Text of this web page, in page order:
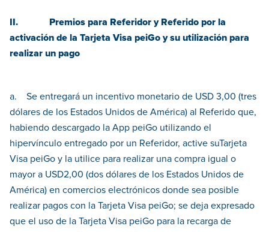
II. Premios para Referidor y Referido por la
activación de la Tarjeta Visa peiGo y su utilización para
realizar un pago
a. Se entregará un incentivo monetario de USD 3,00 (tres
dólares de los Estados Unidos de América) al Referido que,
habiendo descargado la App peiGo utilizando el
hipervínculo entregado por un Referidor, active suTarjeta
Visa peiGo y la utilice para realizar una compra igual o
mayor a USD2,00 (dos dólares de los Estados Unidos de
América) en comercios electrónicos donde sea posible
realizar pagos con la Tarjeta Visa peiGo; se deja expresado
que el uso de la Tarjeta Visa peiGo para la recarga de